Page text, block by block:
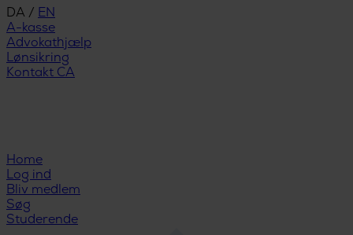
DA / EN
A-kasse
Advokathjælp
Lønsikring
Kontakt CA
Home
Log ind
Bliv medlem
Søg
Studerende